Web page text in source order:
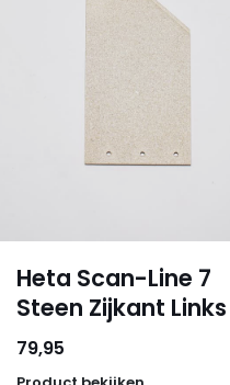
Heta Scan-Line 7
Steen Zijkant Links
79,95